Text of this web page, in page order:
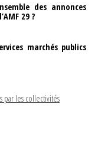
des annonces
29 ?
marchés publics
par les collectivités